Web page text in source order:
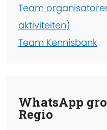
Team
aktiviteiten)
Team Kennisbank
WhatsApp
Regio